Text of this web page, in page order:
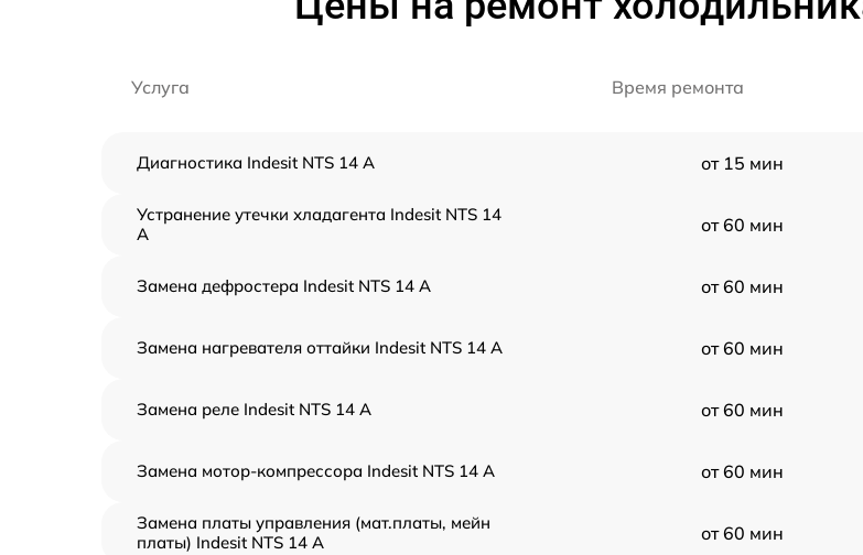
Услуга Время ремонта
Диагностика Indesit NTS 14 A от 15 мин
Устранение утечки хладагента Indesit NTS 14
A
от 60 мин
Замена дефростера Indesit NTS 14 A от 60 мин
Замена нагревателя оттайки Indesit NTS 14 A от 60 мин
Замена реле Indesit NTS 14 A от 60 мин
Замена мотор-компрессора Indesit NTS 14 A от 60 мин
Замена платы управления (мат.платы, мейн
платы) Indesit NTS 14 A
от 60 мин